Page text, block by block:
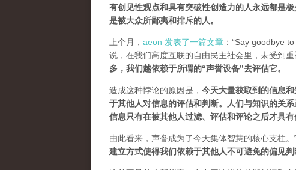
有创见性观点和具有突破性创造力的人永远都是
是被大众所鄙夷和排斥的人。
上个月， aeon 发表了一篇文章 ：“Say goodbye
说，在我们高度互联的自由民主社会里，未受到
多，我们越依赖于所谓的“声誉设备”去评估它。
造成这种悖论的原因是， 今天大量获取到的信息
于其他人对信息的评估和判断。
人们与知识的关
信息只有在被其他人过滤、评估和评论之后才具有
由此看来，声誉成为了今天集体智慧的核心支柱
建立方式使得我们依赖于其他人不可避免的偏见